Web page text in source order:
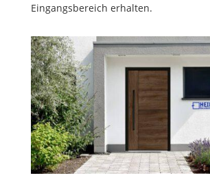
Eingangsbereich erhalten.